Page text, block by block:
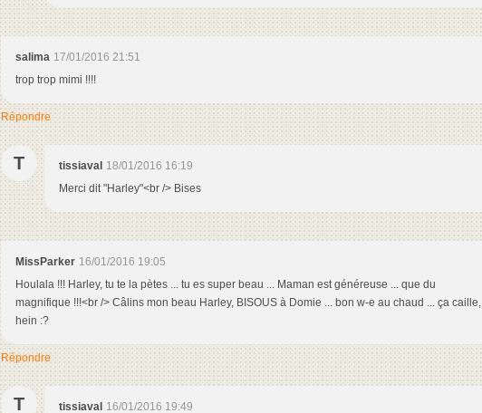
salima 17/01/2016 21:51
trop trop mimi !!!!
Répondre
T tissiaval 18/01/2016 16:19
Merci dit "Harley"<br /> Bises
MissParker 16/01/2016 19:05
Houlala !!! Harley, tu te la pètes ... tu es super beau ... Maman est généreuse ... que du
magnifique !!!<br /> Câlins mon beau Harley, BISOUS à Domie ... bon w-e au chaud ... ça caille,
hein :?
Répondre
T tissiaval 16/01/2016 19:49